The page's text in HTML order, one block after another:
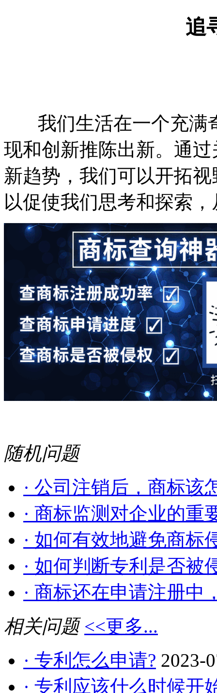
追
我们生活在一个充满
现和创新推陈出新。通
新趋势，我们可以开拓
以促使我们思考和探索
随机问题
· 公司注销后，商标该
· 商标监测对企业的重
· 如何有效地避免商标
· 如何判断专利是否被
· 商标还在申请注册中
相关问题 <<更多...
· 专利怎么申请? 2023-
· 专利应该什么时候开